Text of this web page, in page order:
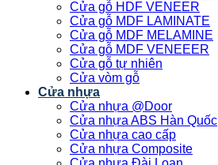
Cửa gỗ HDF VENEER
Cửa gỗ MDF LAMINATE
Cửa gỗ MDF MELAMINE
Cửa gỗ MDF VENEEER
Cửa gỗ tự nhiên
Cửa vòm gỗ
Cửa nhựa
Cửa nhựa @Door
Cửa nhựa ABS Hàn Quốc
Cửa nhựa cao cấp
Cửa nhựa Composite